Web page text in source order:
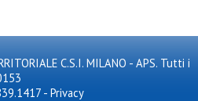
C.S.I. MILANO - APS. Tutti i
- Privacy